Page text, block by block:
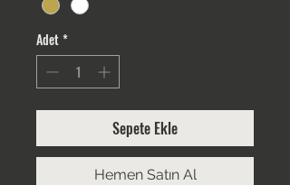
Adet*
Sepete Ekle
Hemen Satın Al